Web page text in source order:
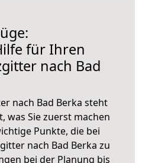
für Ihren
nach Bad
nach Bad Berka steht
was Sie zuerst machen
Punkte, die bei
nach Bad Berka zu
bei der Planung bis